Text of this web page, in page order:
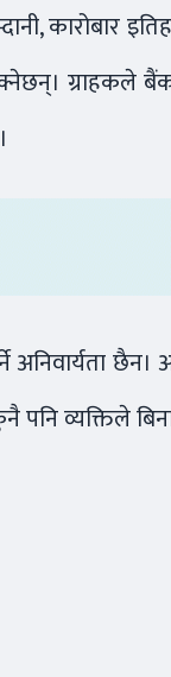
कारोबार
ग्राहकले
अनिवार्यता छैन।
पनि व्यक्तिले